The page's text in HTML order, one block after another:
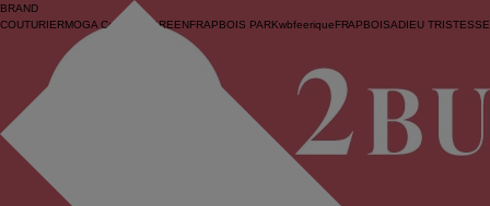
BRAND
COUTURIERMOGA Collection GREENFRAPBOIS PARKwbfeeriqueFRAPBOISADIEU TRISTESSE
BIGI online store FRAPBOIS
KEYWORD
大MOGA